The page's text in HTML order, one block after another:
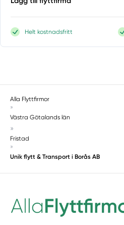
Helt kostnadsfritt
Alla Flyttfirmor
»
Västra Götalands län
»
Fristad
»
Unik flytt & Transport i Borås AB